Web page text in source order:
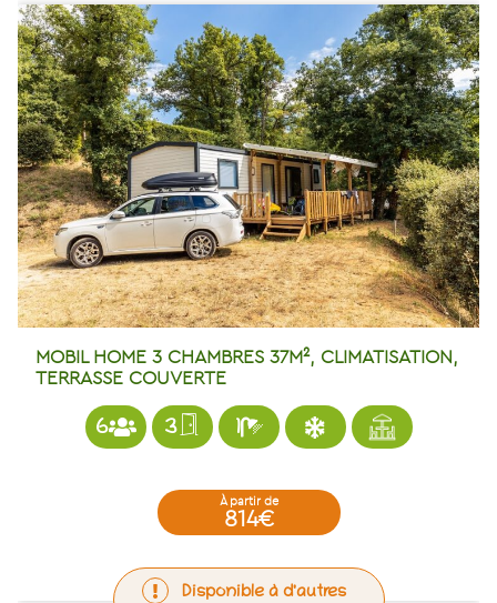
MOBIL HOME 3 CHAMBRES 37M², CLIMATISATION,
TERRASSE COUVERTE
6 3 1
Disponible à d'autres
à partir de
814€